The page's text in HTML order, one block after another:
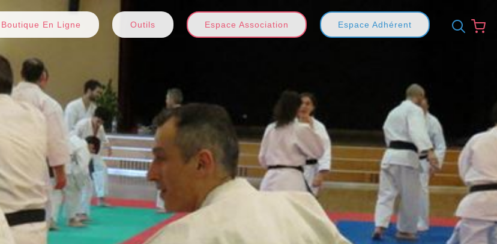
Boutique En Ligne Outils Espace Association Espace Adhérent